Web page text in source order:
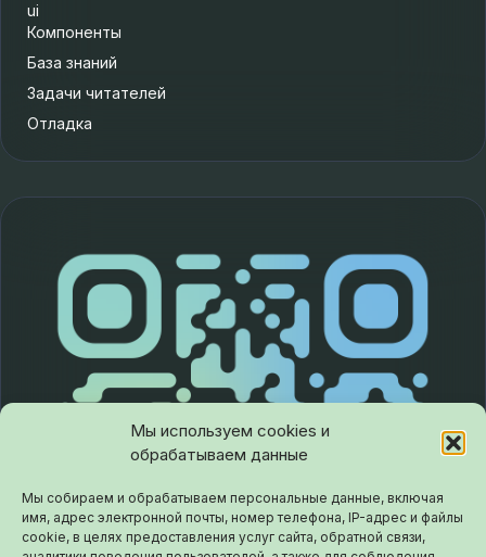
Мы используем cookies и
обрабатываем данные
Мы собираем и обрабатываем персональные данные, включая
имя, адрес электронной почты, номер телефона, IP-адрес и файлы
cookie, в целях предоставления услуг сайта, обратной связи,
ui
Компоненты
База знаний
Задачи читателей
Отладка